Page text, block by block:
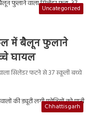
Uncategorized
में बैलून फुलाने
घायल
सिलेंडर फटने से 37 स्कूली बच्चे
Chhattisgarh